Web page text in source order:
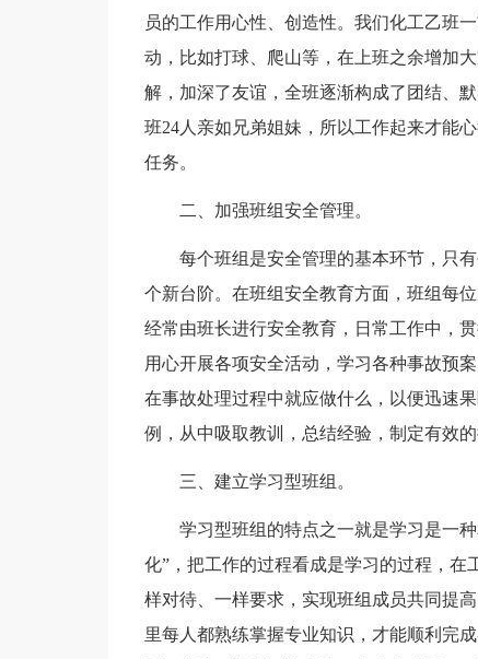
员的工作用心性、创造性。我们化工乙班
动，比如打球、爬山等，在上班之余增加
解，加深了友谊，全班逐渐构成了团结、
班24人亲如兄弟姐妹，所以工作起来才能
任务。
二、加强班组安全管理。
每个班组是安全管理的基本环节，只
个新台阶。在班组安全教育方面，班组每
经常由班长进行安全教育，日常工作中，
用心开展各项安全活动，学习各种事故预
在事故处理过程中就应做什么，以便迅速
例，从中吸取教训，总结经验，制定有效
三、建立学习型班组。
学习型班组的特点之一就是学习是一
化”，把工作的过程看成是学习的过程，
样对待、一样要求，实现班组成员共同提
里每人都熟练掌握专业知识，才能顺利完